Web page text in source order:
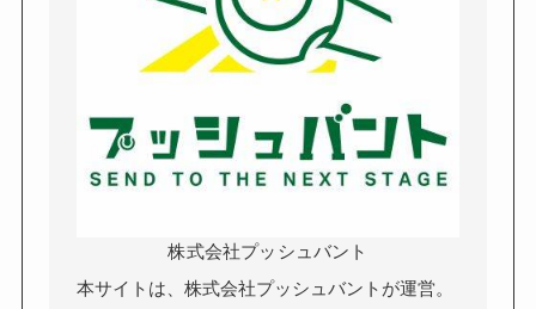
株式会社プッシュバント
本サイトは、株式会社プッシュバントが運営。